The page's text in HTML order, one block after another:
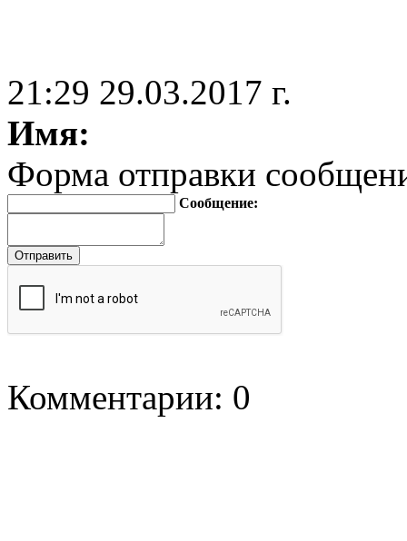
21:29 29.03.2017 г.
Имя:
Форма отправки
Сообщение:
Комментарии: 0